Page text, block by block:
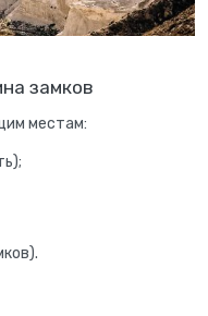
замков
местам: